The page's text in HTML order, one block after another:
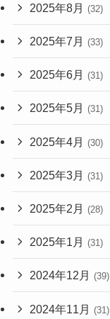
2025年8月 (32)
2025年7月 (33)
2025年6月 (31)
2025年5月 (31)
2025年4月 (30)
2025年3月 (31)
2025年2月 (28)
2025年1月 (31)
2024年12月 (39)
2024年11月 (31)